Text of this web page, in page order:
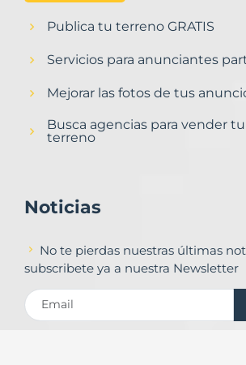
Publica tu terreno GRATIS
Servicios para anunciantes
Mejorar las fotos de tus
Busca agencias para vender
terreno
Noticias
No te pierdas nuestras últimas
subscribete ya a nuestra Newsletter